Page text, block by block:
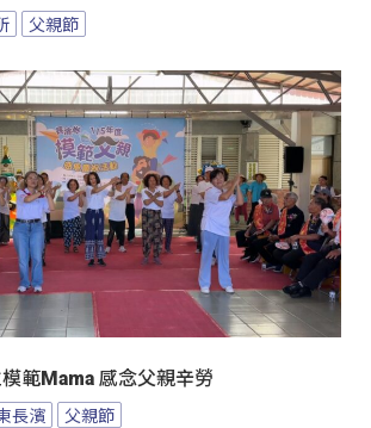
父親節
範Mama 感念父親辛勞
長濱 父親節